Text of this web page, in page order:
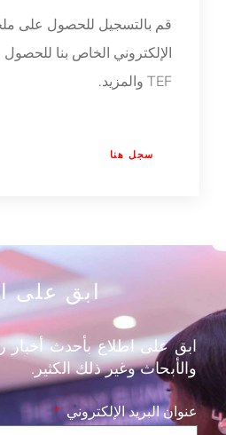
قم بالتسجيل للحصول على
الإلكتروني الخاص بنا
TEF والمزيد.
سجل هنا
ابق على
ابق على اطلاع بأحدث أخبار
والأبحاث وغير ذلك الكثير.
عنوان البريد الإلكتروني